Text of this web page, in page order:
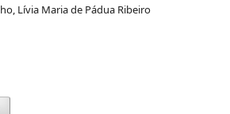
Lívia Maria de Pádua Ribeiro